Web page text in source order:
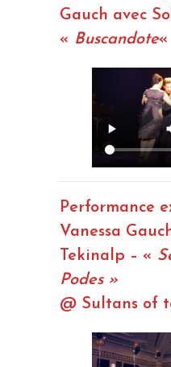
Gauch avec
« Buscandote«
Performance
Vanessa
Tekinalp – «
Podes »
@ Sultans of